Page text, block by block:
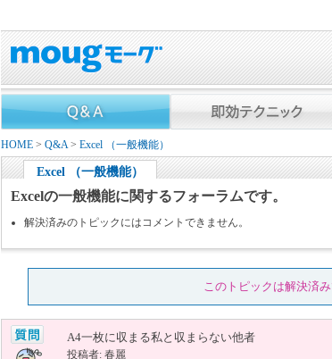
HOME > Q&A> Excel （一般機能）
Excel （一般機能）
Excelの一般機能に関するフォーラムです。
解決済みのトピックにはコメントできません。
このトピックは解決済み
A4一枚に収まる私と収まらない他者
投稿者: 春麗